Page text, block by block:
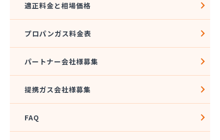
適正料金と相場価格
プロパンガス料金表
パートナー会社様募集
提携ガス会社様募集
FAQ